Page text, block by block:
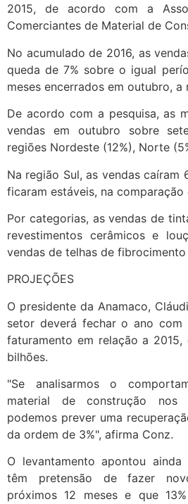
2015, de acordo com a
Comerciantes de Material de
No acumulado de 2016, as
queda de 7% sobre o igual
meses encerrados em outubro,
De acordo com a pesquisa, as
vendas em outubro sobre
regiões Nordeste (12%), Norte
Na região Sul, as vendas caíram
ficaram estáveis, na
Por categorias, as vendas de
revestimentos cerâmicos e
vendas de telhas de fibrocimento
PROJEÇÕES
O presidente da Anamaco,
setor deverá fechar o ano com
faturamento em relação a 2015,
bilhões.
"Se analisarmos o
material de construção nos
podemos prever uma
da ordem de 3%", afirma Conz.
O levantamento apontou
têm pretensão de fazer
próximos 12 meses e que